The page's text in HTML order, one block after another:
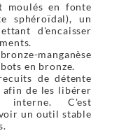
moulés en fonte
sphéroïdal), un
d'encaisser
manganèse
en bronze.
de détente
afin de les libérer
C'est
un outil stable